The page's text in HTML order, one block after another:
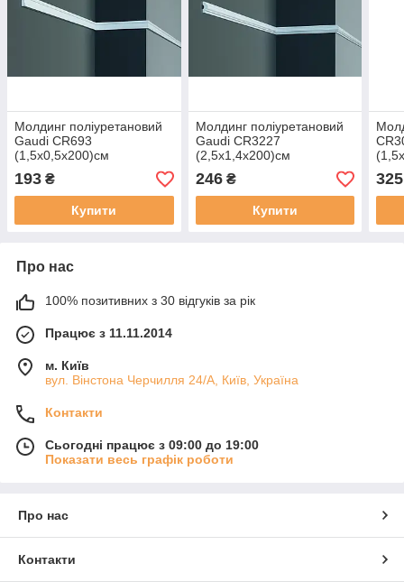
Молдинг поліуретановий
Gaudi CR693
(1,5х0,5x200)см
193 ₴
Купити
Молдинг поліуретановий
Gaudi CR3227
(2,5х1,4x200)см
246₴
Купити
325
Про нас
100% позитивних з 30 відгуків за рік
Працює з 11.11.2014
м. Київ
вул. Вінстона Черчилля 24/А, Київ, Україна
Контакти
Сьогодні працює з 09:00 до 19:00
Показати весь графік роботи
Про нас
Контакти